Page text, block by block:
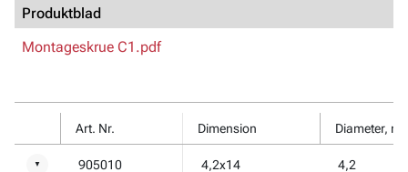
Produktblad
Montageskrue C1.pdf
Art. Nr. Dimension Diameter,
▼ 905010 4,2x14 4,2